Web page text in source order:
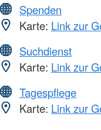
Spenden
Karte: Link zur
Suchdienst
Karte: Link zur
Tagespflege
Karte: Link zur